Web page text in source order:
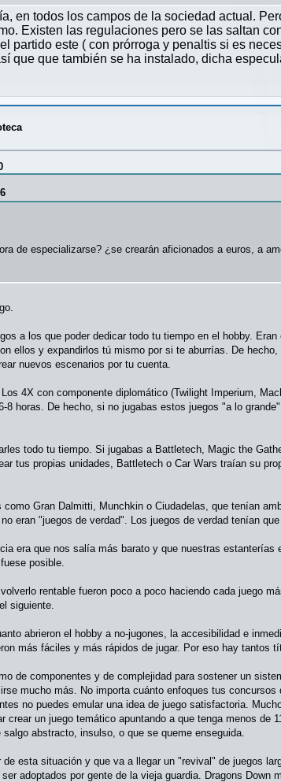
en todos los campos de la sociedad actual.
Existen las regulaciones pero se las saltan
partido este ( con prórroga y penaltis si es
que que también se ha instalado, dicha
de especializarse? ¿se crearán aficionados a euros, a
a los que poder dedicar todo tu tiempo en el hobby.
ellos y expandirlos tú mismo por si te aburrías. De
nuevos escenarios por tu cuenta.
4X con componente diplomático (Twilight Imperium,
8 horas. De hecho, si no jugabas estos juegos "a lo
todo tu tiempo. Si jugabas a Battletech, Magic the
tus propias unidades, Battletech o Car Wars traían su
Gran Dalmitti, Munchkin o Ciudadelas, que tenían
eran "juegos de verdad". Los juegos de verdad tenían
era que nos salía más barato y que nuestras
posible.
rentable fueron poco a poco haciendo cada juego
siguiente.
abrieron el hobby a no-jugones, la accesibilidad e
más fáciles y más rápidos de jugar. Por eso hay tantos
de componentes y de complejidad para sostener un
mucho más. No importa cuánto enfoques tus
no puedes emular una idea de juego satisfactoria.
crear un juego temático apuntando a que tenga menos de
abstracto, insulso, o que se queme enseguida.
de esta situación y que va a llegar un "revival" de juegos
adoptados por gente de la vieja guardia. Dragons Down